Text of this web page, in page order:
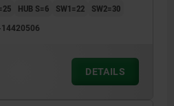
HUB S=6 SW1=22 SW2=30
DETAILS